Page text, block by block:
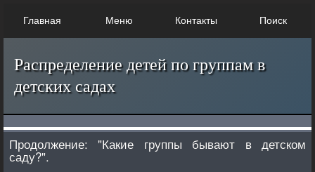
Главная Меню Контакты Поиск
Распределение детей по группам в
детских садах
Продолжение: "Какие группы бывают в детском
саду?".